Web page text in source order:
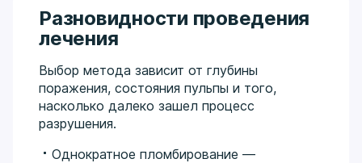
Разновидности проведения
лечения
Выбор метода зависит от глубины
поражения, состояния пульпы и того,
насколько далеко зашел процесс
разрушения.
Однократное пломбирование —